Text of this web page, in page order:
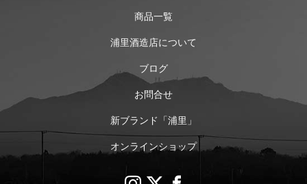
商品一覧
浦里酒造店について
ブログ
お問合せ
新ブランド「浦里」
オンラインショップ